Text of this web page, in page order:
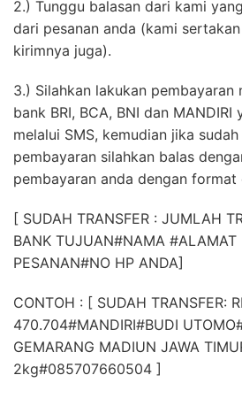
2.) Tunggu balasan dari kami
dari pesanan anda (kami
kirimnya juga).
3.) Silahkan lakukan pembayaran
bank BRI, BCA, BNI dan
melalui SMS, kemudian jika
pembayaran silahkan balas
pembayaran anda dengan format
[ SUDAH TRANSFER : JUMLAH
BANK TUJUAN#NAMA #ALAMAT
PESANAN#NO HP ANDA]
CONTOH : [ SUDAH TRANSFER:
470.704#MANDIRI#BUDI
GEMARANG MADIUN JAWA
2kg#085707660504 ]